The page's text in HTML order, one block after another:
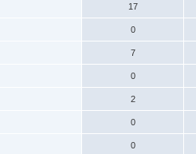
17
0
7
0
2
0
0